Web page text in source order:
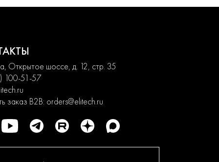
Открытое шоссе, д. 12, стр. 35
100-51-57
заказ B2B: orders@elitech.ru